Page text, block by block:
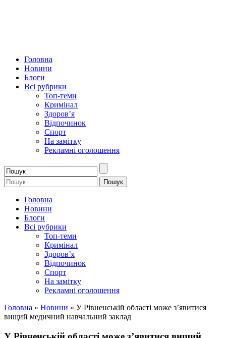
Головна
Новини
Блоги
Всі рубрики
Топ-теми
Кримінал
Здоров’я
Відпочинок
Спорт
На замітку
Рекламні оголошення
Головна
Новини
Блоги
Всі рубрики
Топ-теми
Кримінал
Здоров’я
Відпочинок
Спорт
На замітку
Рекламні оголошення
Головна » Новини » У Рівненській області може з’явитися
вищий медичний навчальний заклад